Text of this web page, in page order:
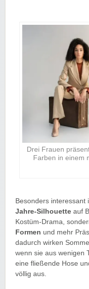
Drei Frauen
Farben in einem
Besonders interessant
Jahre-Silhouette auf
Kostüm-Drama,
Formen und mehr
dadurch wirken
wenn sie aus wenigen
eine fließende Hose
völlig aus.